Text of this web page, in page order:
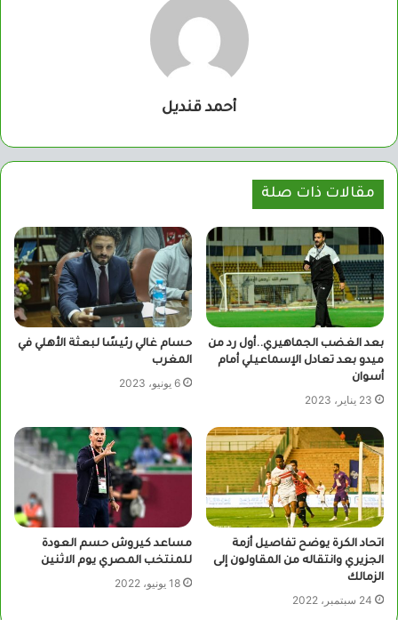
أحمد قنديل
مقالات ذات صلة
بعد الغضب الجماهيري..أول رد من
ميدو بعد تعادل الإسماعيلي أمام
أسوان
23 يناير، 2023
حسام غالي رئيسًا لبعثة الأهلي في
المغرب
6 يونيو، 2023
اتحاد الكرة يوضح تفاصيل أزمة
الجزيري وانتقاله من المقاولون إلى
الزمالك
24 سبتمبر، 2022
مساعد كيروش حسم العودة
للمنتخب المصري يوم الاثنين
18 يونيو، 2022